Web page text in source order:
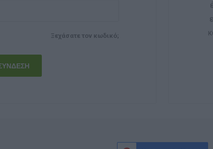
Ξεχάσατε τον κωδικό;